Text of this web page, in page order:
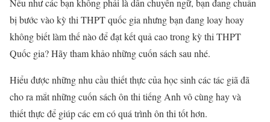
Nếu như các bạn không phải là dân chuyên ngữ, bạn đang chuẩn
bị bước vào kỳ thi THPT quốc gia nhưng bạn đang loay hoay
không biết làm thế nào để đạt kết quả cao trong kỳ thi THPT
Quốc gia? Hãy tham khảo những cuốn sách sau nhé.
Hiểu được những nhu cầu thiết thực của học sinh các tác giã đã
cho ra mắt những cuốn sách ôn thi tiếng Anh vô cùng hay và
thiết thực để giúp các em có quá trình ôn thi tốt hơn.